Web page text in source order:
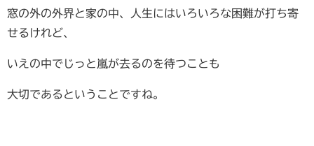
窓の外の外界と家の中、人生にはいろいろな困難が打ち寄
せるけれど、
いえの中でじっと嵐が去るのを待つことも
大切であるということですね。